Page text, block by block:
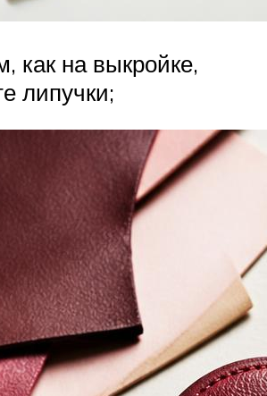
как на выкройке,
липучки;